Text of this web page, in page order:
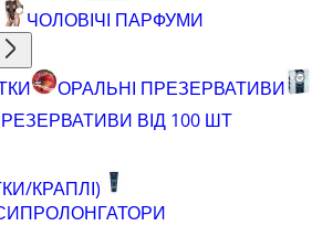
ЧОЛОВІЧІ ПАРФУМИ
ОРАЛЬНІ ПРЕЗЕРВАТИВИ
ВІД 100 ШТ
КРАПЛІ)
ПРОЛОНГАТОРИ